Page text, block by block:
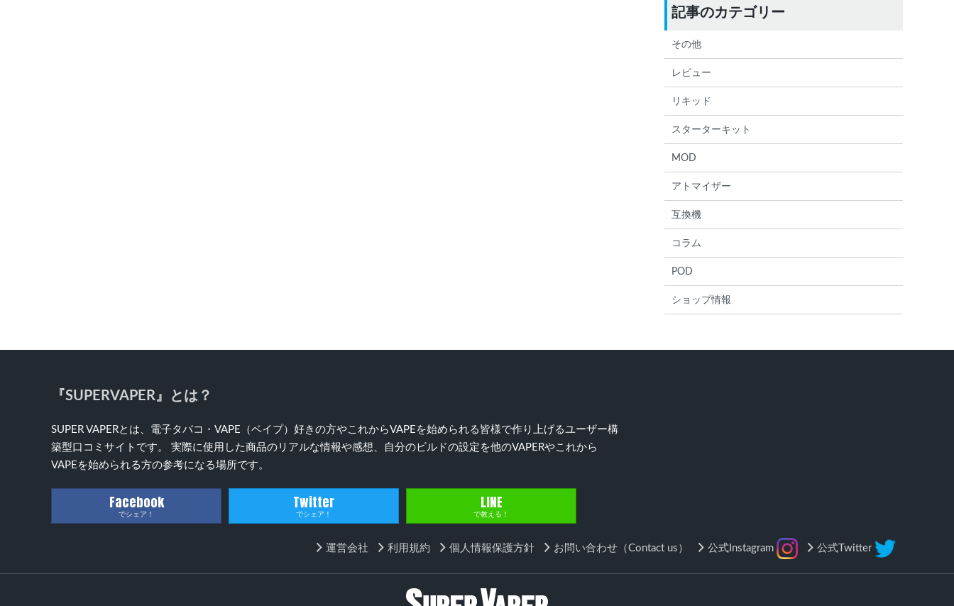
記事のカテゴリー
その他
レビュー
リキッド
スターターキット
MOD
アトマイザー
互換機
コラム
POD
ショップ情報
『SUPERVAPER』とは？
SUPER VAPERとは、電子タバコ・VAPE（ベイプ）好きの方やこれからVAPEを始められる皆様で作り上げるユーザー構
築型口コミサイトです。 実際に使用した商品のリアルな情報や感想、自分のビルドの設定を他のVAPERやこれから
VAPEを始められる方の参考になる場所です。
Facebook
でシェア！
Twitter
でシェア！
LINE
で教える！
運営会社 利用規約 個人情報保護方針 お問い合わせ（Contact us） 公式Instagram 公式Twitter
該当する商品がありません